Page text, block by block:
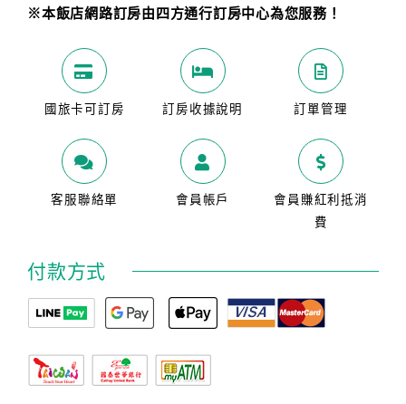
※本飯店網路訂房由四方通行訂房中心為您服務！
國旅卡可訂房 訂房收據說明 訂單管理
客服聯絡單 會員帳戶
會員賺紅利抵消
費
付款方式